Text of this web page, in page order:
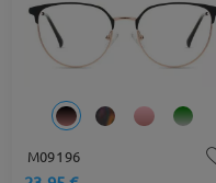
M09196